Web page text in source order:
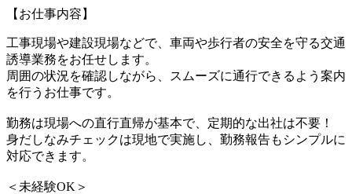
【お仕事内容】
工事現場や建設現場などで、車両や歩行者の安全を守る交通
誘導業務をお任せします。
周囲の状況を確認しながら、スムーズに通行できるよう案内
を行うお仕事です。
勤務は現場への直行直帰が基本で、定期的な出社は不要！
身だしなみチェックは現地で実施し、勤務報告もシンプルに
対応できます。
＜未経験OK＞